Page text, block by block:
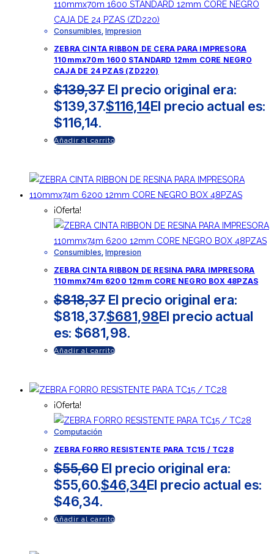
Consumibles, Impresion
ZEBRA CINTA RIBBON DE CERA PARA IMPRESORA
110mmx70m 1600 STANDARD 12mm CORE NEGRO
CAJA DE 24 PZAS (ZD220)
$139,37 El precio original era:
$139,37.$116,14El precio actual es:
$116,14.
Añadir al carrito
¡Oferta!
Consumibles Impresion
ZEBRA CINTA RIBBON DE RESINA PARA IMPRESORA
110mmx74m 6200 12mm CORE NEGRO BOX 48PZAS
$818,37 El precio original era:
$818,37.$681,98El precio actual
es: $681,98.
Añadir al carrito
¡Oferta!
Computación
ZEBRA FORRO RESISTENTE PARA TC15 / TC28
$55,60 El precio original era:
$55,60.$46,34El precio actual es:
$46,34.
Añadir al carrito